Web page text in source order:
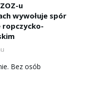
u
wywołuje spór
ropczycko-
Bez osób